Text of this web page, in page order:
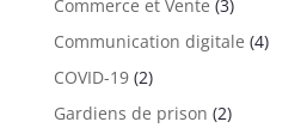
Commerce et Vente (3)
Communication digitale (4)
COVID-19(2)
Gardiens de prison (2)